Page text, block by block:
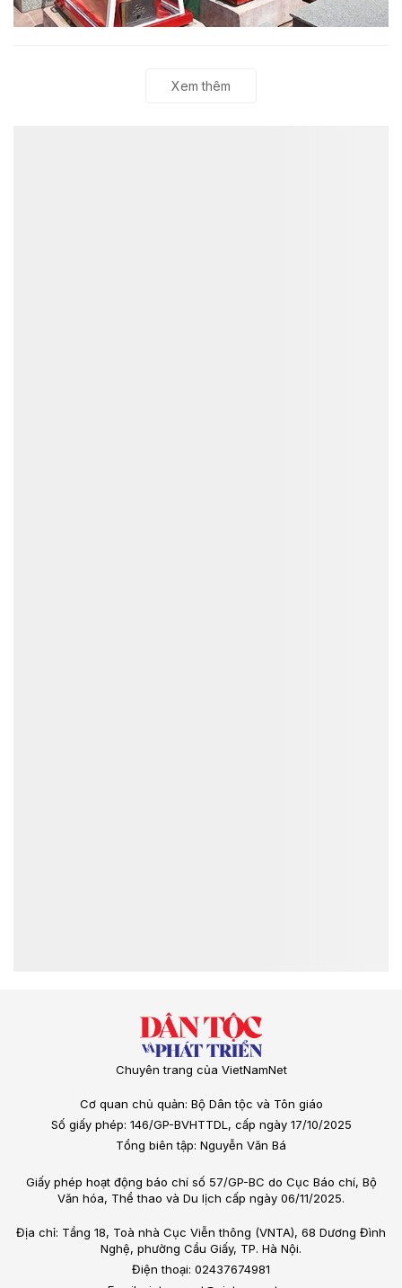
Xem thêm
Chuyên trang của VietNamNet
Cơ quan chủ quản: Bộ Dân tộc và Tôn giáo
Số giấy phép: 146/GP-BVHTTDL, cấp ngày 17/10/2025
Tổng biên tập: Nguyễn Văn Bá
Giấy phép hoạt động báo chí số 57/GP-BC do Cục Báo chí, Bộ
Văn hóa, Thể thao và Du lịch cấp ngày 06/11/2025.
Địa chỉ: Tầng 18, Toà nhà Cục Viễn thông (VNTA), 68 Dương Đình
Nghệ, phường Cầu Giấy, TP. Hà Nội.
Điện thoại: 02437674981